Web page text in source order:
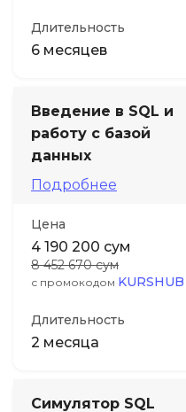
Длительность
6 месяцев
Введение в SQL и
работу с базой
данных
Подробнее
Цена
4 190 200 сум
8 452 670 сум
с промокодом KURSHUB
Длительность
2 месяца
Симулятор SQL